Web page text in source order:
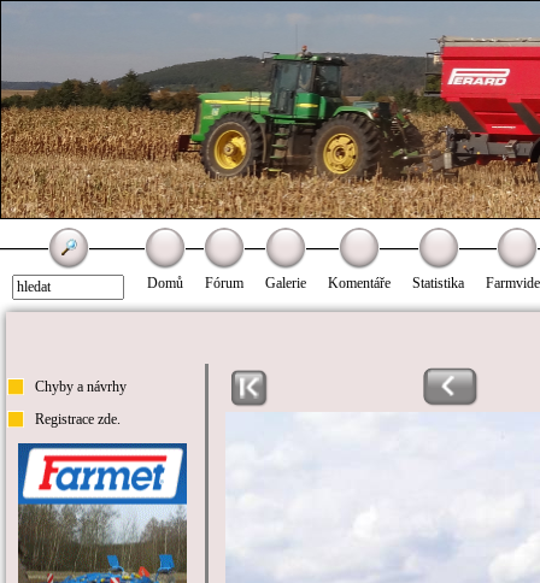
Domů Fórum Galerie Komentáře Statistika
Chyby a návrhy
Registrace zde.